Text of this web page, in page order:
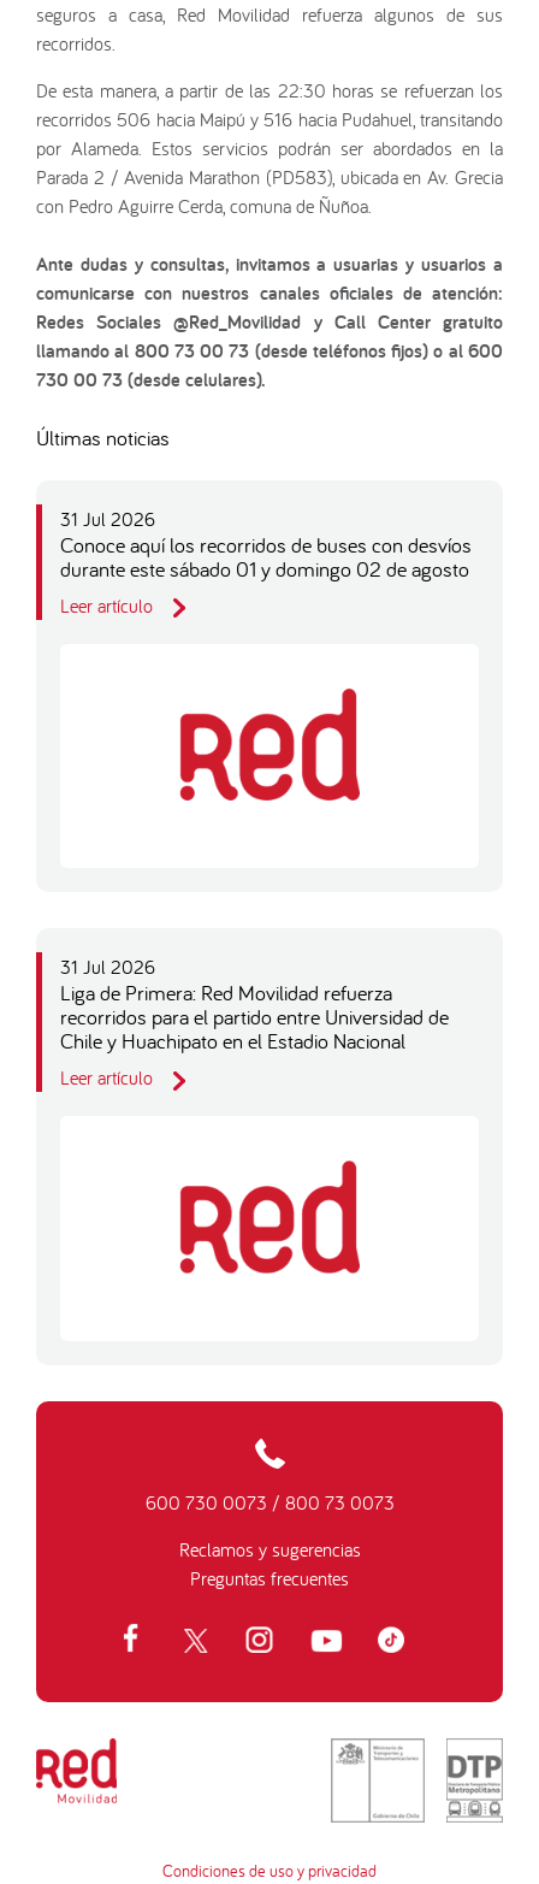
seguros a casa, Red Movilidad refuerza algunos de sus
recorridos.
De esta manera, a partir de las 22:30 horas se refuerzan los
recorridos 506 hacia Maipú y 516 hacia Pudahuel, transitando
por Alameda. Estos servicios podrán ser abordados en la
Parada 2 / Avenida Marathon (PD583), ubicada en Av. Grecia
con Pedro Aguirre Cerda, comuna de Ñuñoa.
Ante dudas y consultas, invitamos a usuarias y usuarios a
comunicarse con nuestros canales oficiales de atención:
Redes Sociales @Red_Movilidad y Call Center gratuito
llamando al 800 73 00 73 (desde teléfonos fijos) o al 600
730 00 73 (desde celulares).
Últimas noticias
31 Jul 2026
Conoce aquí los recorridos de buses con desvíos
durante este sábado 01 y domingo 02 de agosto
Leer artículo
31 Jul 2026
Liga de Primera: Red Movilidad refuerza
recorridos para el partido entre Universidad de
Chile y Huachipato en el Estadio Nacional
Leer artículo
600 730 0073 / 800 73 0073
Reclamos y sugerencias
Preguntas frecuentes
Condiciones de uso y privacidad